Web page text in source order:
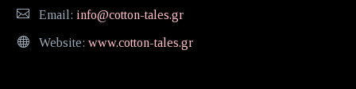
Email: info@cotton-tales.gr
Website: www.cotton-tales.gr